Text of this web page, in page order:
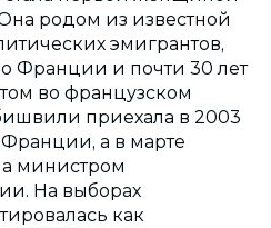
родом из известной
эмигрантов,
Франции и почти 30 лет
во французском
приехала в 2003
Франции, а в марте
министром
На выборах
как